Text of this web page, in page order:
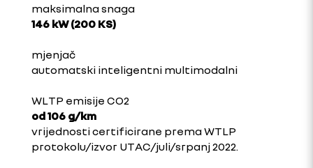
maksimalna snaga
146 kW (200 KS)
mjenjač
automatski inteligentni multimodalni
WLTP emisije CO2
od 106 g/km
vrijednosti certificirane prema WTLP
protokolu/izvor UTAC/juli/srpanj 2022.